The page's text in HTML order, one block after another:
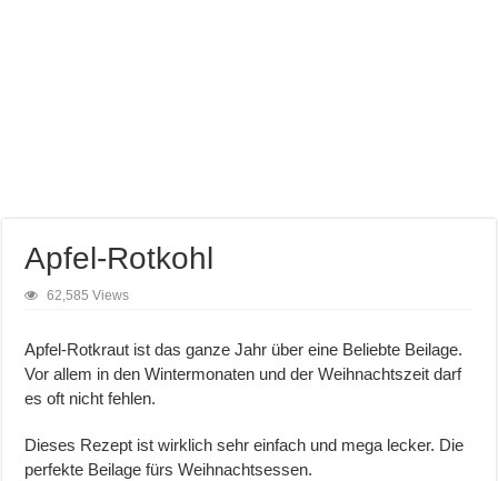
Apfel-Rotkohl
62,585 Views
Apfel-Rotkraut ist das ganze Jahr über eine Beliebte Beilage.
Vor allem in den Wintermonaten und der Weihnachtszeit darf
es oft nicht fehlen.
Dieses Rezept ist wirklich sehr einfach und mega lecker. Die
perfekte Beilage fürs Weihnachtsessen.